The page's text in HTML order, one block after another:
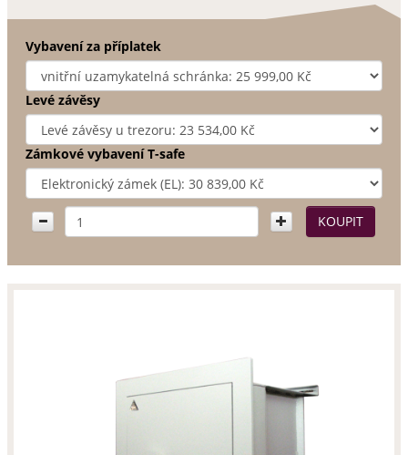
Vybavení za příplatek
Levé závěsy
Zámkové vybavení T-safe